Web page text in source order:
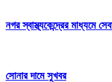
নগর স্বাস্থ্যকেন্দ্রের মাধ্যমে
সোনার দামে সুখবর